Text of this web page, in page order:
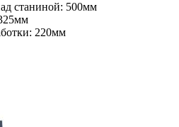
станиной: 500мм
220мм